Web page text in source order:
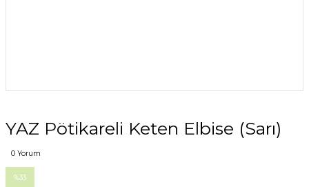
YAZ Pötikareli Keten Elbise (Sarı)
0 Yorum
%33